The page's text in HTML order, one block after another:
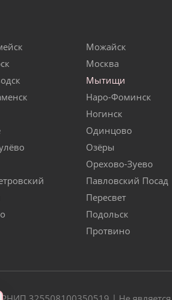
Можайск
Москва
Мытищи
Наро-Фоминск
Ногинск
Одинцово
Озёры
Орехово-Зуево
Павловский Посад
Пересвет
Подольск
Протвино